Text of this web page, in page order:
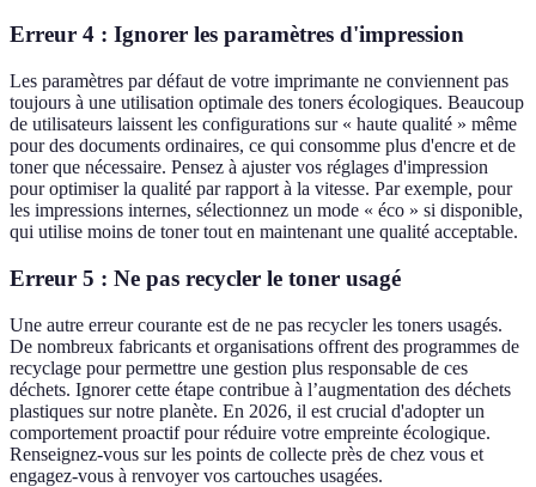
Erreur 4 : Ignorer les paramètres d'impression
Les paramètres par défaut de votre imprimante ne conviennent pas
toujours à une utilisation optimale des toners écologiques. Beaucoup
de utilisateurs laissent les configurations sur « haute qualité » même
pour des documents ordinaires, ce qui consomme plus d'encre et de
toner que nécessaire. Pensez à ajuster vos réglages d'impression
pour optimiser la qualité par rapport à la vitesse. Par exemple, pour
les impressions internes, sélectionnez un mode « éco » si disponible,
qui utilise moins de toner tout en maintenant une qualité acceptable.
Erreur 5 : Ne pas recycler le toner usagé
Une autre erreur courante est de ne pas recycler les toners usagés.
De nombreux fabricants et organisations offrent des programmes de
recyclage pour permettre une gestion plus responsable de ces
déchets. Ignorer cette étape contribue à l’augmentation des déchets
plastiques sur notre planète. En 2026, il est crucial d'adopter un
comportement proactif pour réduire votre empreinte écologique.
Renseignez-vous sur les points de collecte près de chez vous et
engagez-vous à renvoyer vos cartouches usagées.